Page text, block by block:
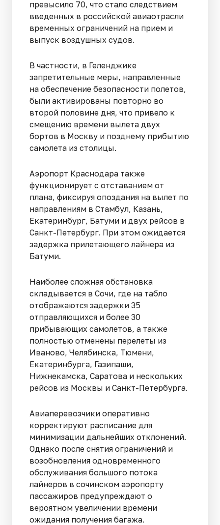
превысило 70, что стало следствием
введенных в российской авиаотрасли
временных ограничений на прием и
выпуск воздушных судов.
В частности, в Геленджике
запретительные меры, направленные
на обеспечение безопасности полетов,
были активированы повторно во
второй половине дня, что привело к
смещению времени вылета двух
бортов в Москву и позднему прибытию
самолета из столицы.
Аэропорт Краснодара также
функционирует с отставанием от
плана, фиксируя опоздания на вылет по
направлениям в Стамбул, Казань,
Екатеринбург, Батуми и двух рейсов в
Санкт-Петербург. При этом ожидается
задержка прилетающего лайнера из
Батуми.
Наиболее сложная обстановка
складывается в Сочи, где на табло
отображаются задержки 35
отправляющихся и более 30
прибывающих самолетов, а также
полностью отменены перелеты из
Иваново, Челябинска, Тюмени,
Екатеринбурга, Газипаши,
Нижнекамска, Саратова и нескольких
рейсов из Москвы и Санкт-Петербурга.
Авиаперевозчики оперативно
корректируют расписание для
минимизации дальнейших отклонений.
Однако после снятия ограничений и
возобновления одновременного
обслуживания большого потока
лайнеров в сочинском аэропорту
пассажиров предупреждают о
вероятном увеличении времени
ожидания получения багажа.